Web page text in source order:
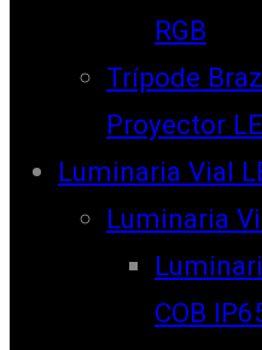
RGB
Trípode
Proyector
Luminaria Vial
Luminaria
COB